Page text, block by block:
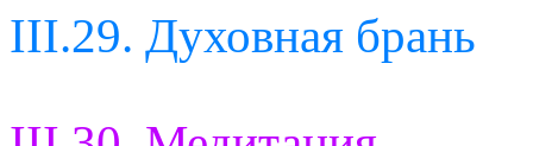
III.29. Духовная брань